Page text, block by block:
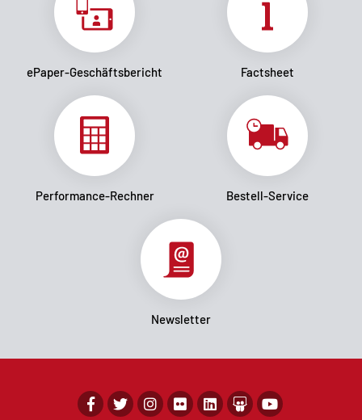
ePaper-Geschäftsbericht Factsheet
Performance-Rechner Bestell-Service
Newsletter